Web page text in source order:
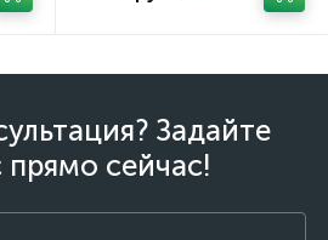
Задайте
прямо сейчас!